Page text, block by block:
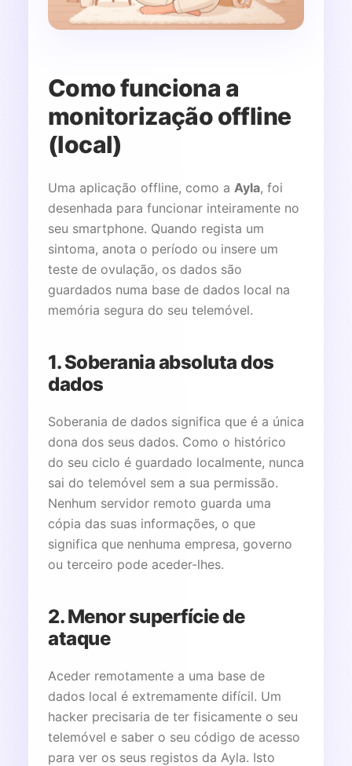
Como funciona a
monitorização offline
(local)
Uma aplicação offline, como a Ayla, foi
desenhada para funcionar inteiramente no
seu smartphone. Quando regista um
sintoma, anota o período ou insere um
teste de ovulação, os dados são
guardados numa base de dados local na
memória segura do seu telemóvel.
1. Soberania absoluta dos
dados
Soberania de dados significa que é a única
dona dos seus dados. Como o histórico
do seu ciclo é guardado localmente, nunca
sai do telemóvel sem a sua permissão.
Nenhum servidor remoto guarda uma
cópia das suas informações, o que
significa que nenhuma empresa, governo
ou terceiro pode aceder-lhes.
2. Menor superfície de
ataque
Aceder remotamente a uma base de
dados local é extremamente difícil. Um
hacker precisaria de ter fisicamente o seu
telemóvel e saber o seu código de acesso
para ver os seus registos da Ayla. Isto